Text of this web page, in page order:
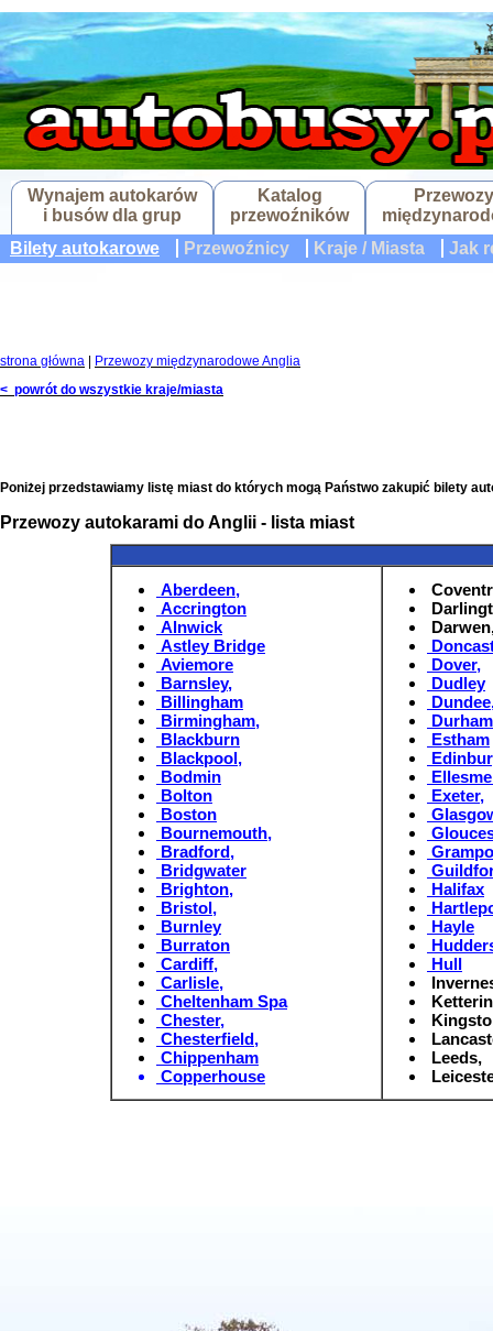
Wynajem autokarów
i busów dla grup
Katalog
przewoźników
Przewozy
Bilety autokarowe
Przewoźnicy Kraje / Miasta Jak
strona główna
Przewozy międzynarodowe Anglia
< powrót do wszystkie kraje/miasta
Poniżej przedstawiamy listę miast do których mogą Państwo zakupić bilety
Przewozy autokarami do Anglii - lista miast
Aberdeen,
Accrington
Alnwick
Astley Bridge
Aviemore
Barnsley,
Billingham
Birmingham,
Blackburn
Blackpool,
Bodmin
Bolton
Boston
Bournemouth,
Bradford,
Bridgwater
Brighton,
Bristol,
Burnley
Burraton
Cardiff,
Carlisle,
Cheltenham Spa
Chester,
Chesterfield,
Chippenham
Copperhouse
Darwen
Dover,
Dudley
Dundee
Durham
Estham
Exeter,
Halifax
Hayle
Hull
Leeds,